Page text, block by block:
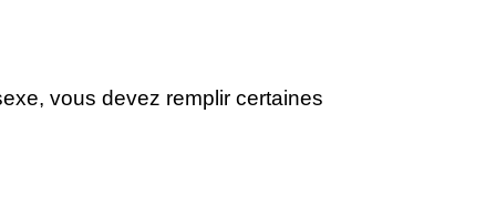
vous devez remplir certaines